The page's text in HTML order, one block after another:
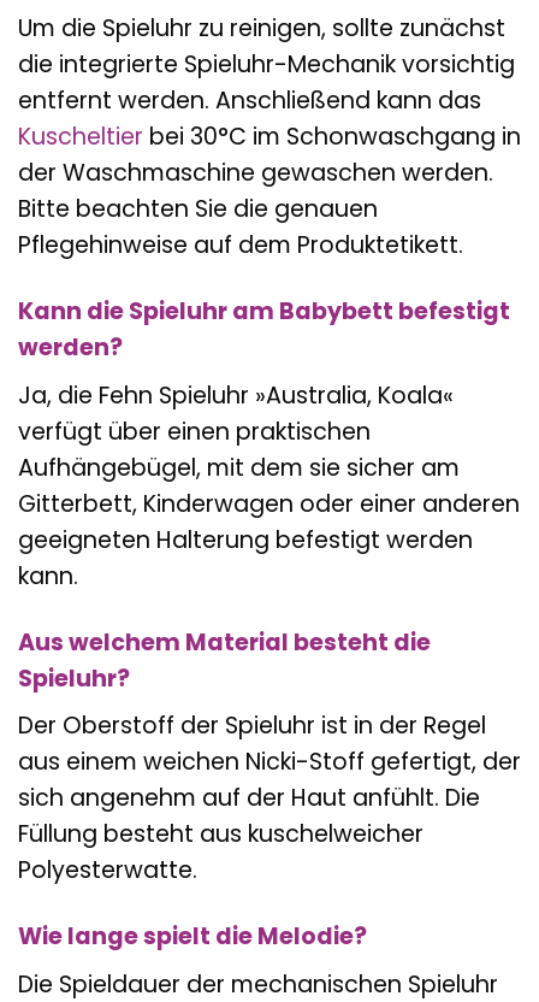
Um die Spieluhr zu reinigen, sollte zunächst
die integrierte Spieluhr-Mechanik vorsichtig
entfernt werden. Anschließend kann das
Kuscheltier bei 30°C im Schonwaschgang in
der Waschmaschine gewaschen werden.
Bitte beachten Sie die genauen
Pflegehinweise auf dem Produktetikett.
Kann die Spieluhr am Babybett befestigt
werden?
Ja, die Fehn Spieluhr »Australia, Koala«
verfügt über einen praktischen
Aufhängebügel, mit dem sie sicher am
Gitterbett, Kinderwagen oder einer anderen
geeigneten Halterung befestigt werden
kann.
Aus welchem Material besteht die
Spieluhr?
Der Oberstoff der Spieluhr ist in der Regel
aus einem weichen Nicki-Stoff gefertigt, der
sich angenehm auf der Haut anfühlt. Die
Füllung besteht aus kuschelweicher
Polyesterwatte.
Wie lange spielt die Melodie?
Die Spieldauer der mechanischen Spieluhr